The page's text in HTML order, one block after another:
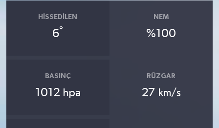
HISSEDILEN
6°
NEM
%100
BASINÇ
1012 hpa
RÜZGAR
27 km/s